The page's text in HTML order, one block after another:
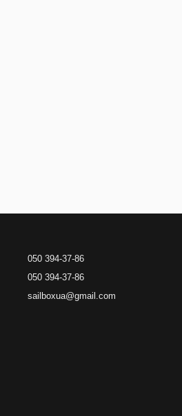
050 394-37-86
050 394-37-86
sailboxua@gmail.com